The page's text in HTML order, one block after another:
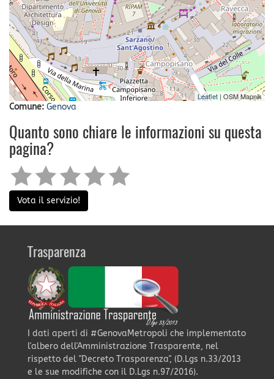
Leaflet | OSM Mapnik
Comune: Genova
Quanto sono chiare le informazioni su questa
pagina?
Vota il servizio!
Trasparenza
I dati aperti di #GenovaMetropoli che implementato
l'albero dell'Amministrazione Trasparente, nel
rispetto del "Decreto Trasparenza", (D.Lgs n.33/2013
e le sue modifiche con il D.Lgs n.97/2016).